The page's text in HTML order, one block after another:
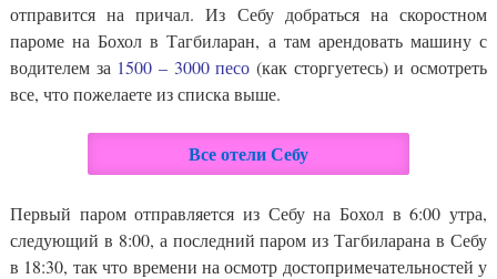
отправится на причал. Из Себу добраться на скоростном
пароме на Бохол в Тагбиларан, а там арендовать машину с
водителем за 1500 – 3000 песо (как сторгуетесь) и осмотреть
все, что пожелаете из списка выше.
Все отели Себу
Первый паром отправляется из Себу на Бохол в 6:00 утра,
следующий в 8:00, а последний паром из Тагбиларана в Себу
в 18:30, так что времени на осмотр достопримечательностей у